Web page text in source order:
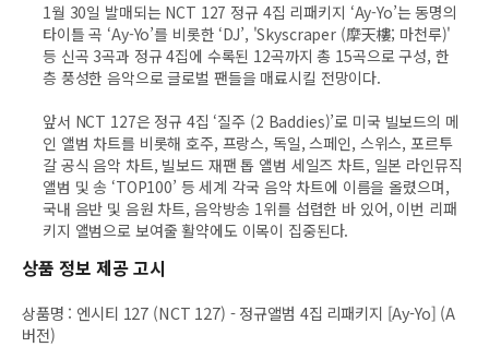
1월 30일 발매되는 NCT 127 정규 4집 리패키지 ‘Ay-Yo’는 동명의
타이틀 곡 ‘Ay-Yo’를 비롯한 ‘DJ’, 'Skyscraper (摩天樓; 마천루)'
등 신곡 3곡과 정규 4집에 수록된 12곡까지 총 15곡으로 구성, 한
층 풍성한 음악으로 글로벌 팬들을 매료시킬 전망이다.
앞서 NCT 127은 정규 4집 ‘질주 (2 Baddies)’로 미국 빌보드의 메
인 앨범 차트를 비롯해 호주, 프랑스, 독일, 스페인, 스위스, 포르투
갈 공식 음악 차트, 빌보드 재팬 톱 앨범 세일즈 차트, 일본 라인뮤직
앨범 및 송 ‘TOP100’ 등 세계 각국 음악 차트에 이름을 올렸으며,
국내 음반 및 음원 차트, 음악방송 1위를 섭렵한 바 있어, 이번 리패
키지 앨범으로 보여줄 활약에도 이목이 집중된다.
상품 정보 제공 고시
상품명 : 엔시티 127 (NCT 127) - 정규앨범 4집 리패키지 [Ay-Yo] (A
버전)